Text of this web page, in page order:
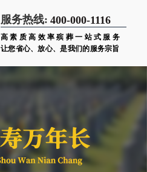
服务热线: 400-000-1116
高素质高效率殡葬一站式服务
让您省心、放心、是我们的服务宗旨